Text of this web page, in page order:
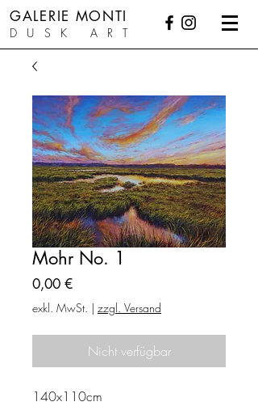
GALERIE MONTI
DUSK ART
Mohr No. 1
0,00 €Preis
exkl. MwSt. | zzgl. Versand
Nicht verfügbar
140x110cm